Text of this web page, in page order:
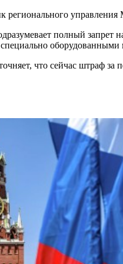
регионального
полный запрет
что сейчас штраф за